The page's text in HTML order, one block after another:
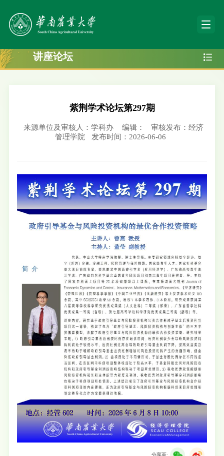
讲座论坛
紫荆学术论坛第297期
来源单位及审核人：学科办 编辑：
审核发布：经济
管理学院
发布时间：2026-06-06
分享至: